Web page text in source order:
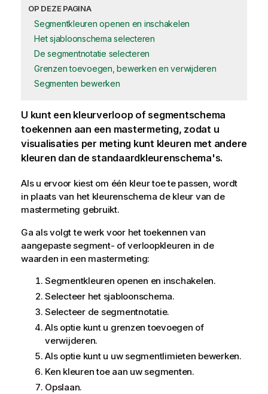
OP DEZE PAGINA
Segmentkleuren openen en inschakelen
Het sjabloonschema selecteren
De segmentnotatie selecteren
Grenzen toevoegen, bewerken en verwijderen
Segmenten bewerken
U kunt een kleurverloop of segmentschema
toekennen aan een mastermeting, zodat u
visualisaties per meting kunt kleuren met andere
kleuren dan de standaardkleurenschema's.
Als u ervoor kiest om één kleur toe te passen, wordt
in plaats van het kleurenschema de kleur van de
mastermeting gebruikt.
Ga als volgt te werk voor het toekennen van
aangepaste segment- of verloopkleuren in de
waarden in een mastermeting:
Segmentkleuren openen en inschakelen.
Selecteer het sjabloonschema.
Selecteer de segmentnotatie.
Als optie kunt u grenzen toevoegen of
verwijderen.
Als optie kunt u uw segmentlimieten bewerken.
Ken kleuren toe aan uw segmenten.
Opslaan.